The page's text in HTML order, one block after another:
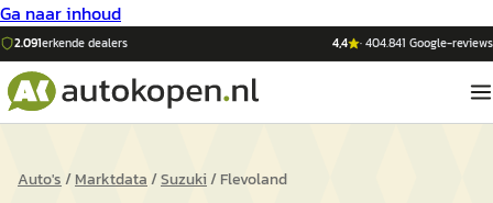
Ga naar inhoud
2.091erkende dealers 4,4 ·404.841 Google-reviews
Auto's/Marktdata/Suzuki/Flevoland